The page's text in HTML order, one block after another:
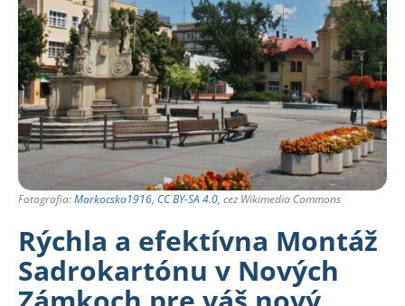
Fotografia:Markocska1916, CC BY-SA 4.0, cez Wikimedia Commons
Rýchla a efektívna Montáž
Sadrokartónu v Nových